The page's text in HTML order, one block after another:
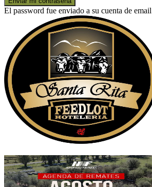
El password fue enviado a su cuenta de email